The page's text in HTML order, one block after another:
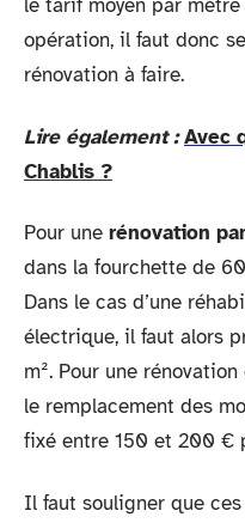
le tarif moyen par
opération, il faut donc
rénovation à faire.
Lire également : Avec
Chablis ?
Pour une rénovation
dans la fourchette de
Dans le cas d’une
électrique, il faut alors
m². Pour une
le remplacement des
fixé entre 150 et 200 €
Il faut souligner que